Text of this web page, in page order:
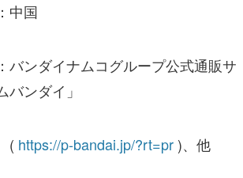
中国
バンダイナムコグループ公式通販サ
バンダイ」
https://p-bandai.jp/?rt=pr )、他